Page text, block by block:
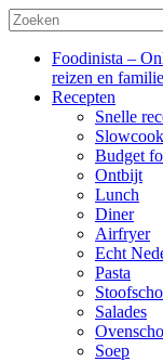
Foodinista –
reizen en
Recepten
Snelle
Budget
Ontbijt
Lunch
Diner
Airfryer
Echt
Pasta
Salades
Soep